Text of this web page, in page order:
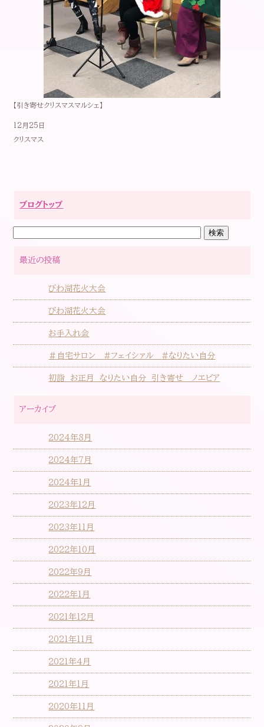
【引き寄せクリスマスマルシェ】
12月25日
クリスマス
ブログトップ
最近の投稿
びわ湖花火大会
びわ湖花火大会
お手入れ会
＃自宅サロン #フェイシァル #なりたい自分
初詣 お正月 なりたい自分 引き寄せ ノエビア
アーカイブ
2024年8月
2024年7月
2024年1月
2023年12月
2023年11月
2022年10月
2022年9月
2022年1月
2021年12月
2021年11月
2021年4月
2021年1月
2020年11月